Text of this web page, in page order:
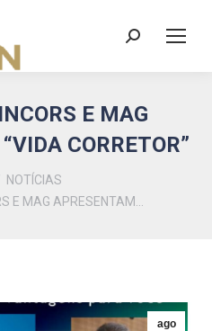
Search:
E MAG
CORRETOR”
NOTÍCIAS
E MAG APRESENTAM…
ago